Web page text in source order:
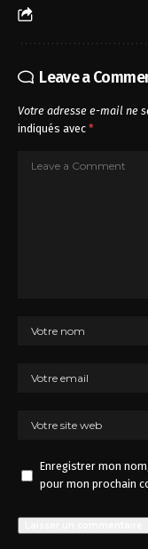
Leave a
Votre adresse e-mail ne
indiqués avec *
Enregistrer mon
pour mon prochain